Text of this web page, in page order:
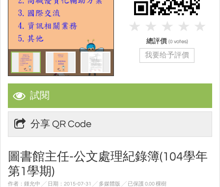
試閱
分享 QR Code
圖書館主任-公文處理紀錄簿(104學年
第1學期)
作者：鍾允中 ╱ 日期：2015-07-31 ╱ 多媒體版 ╱ 已保護 0.00 棵樹
總評價 (0 votes)
我要给予評價